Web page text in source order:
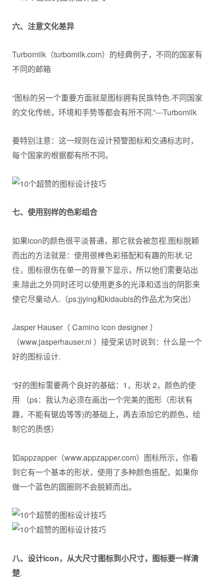
六、 注意文化差异
Turbomilk（turbomilk.com）的经典例子，不同的国家有
不同的邮箱
“图标的另一个重要方面就是图标拥有民族特色.不同国家
的文化传统，环境和手势等都会有所不同.”---Turbomilk
要特别注意：这一规则在设计预警图标和交通标志时，
每个国家的根据都有所不同。
七、 使用别样的色彩组合
如果icon的颜色很平淡普通，那它就会被忽视.图标脱颖
而出的方法就是：使用很棒色彩搭配和有趣的形状.记
住，图标很伤在单一的背景下显示，所以他们需要站出
来.除此之外同时还可以使用更多的光泽和适当的阴影来
使它尽量动人.（ps:jjying和kidaubis的作品尤为突出）
Jasper Hauser（ Camino icon designer ）
（www.jasperhauser.nl ）接受采访时说到：什么是一个
好的图标设计.
“好的图标需要两个良好的基础：1，形状 2，颜色的使
用 （ps：我认为必须在画出一个完美的图形（形状有
趣，不能有锯齿等等)的基础上，再去添加它的颜色，绘
制它的质感）
如appzapper（www.appzapper.com）图标所示，你看
到它有一个基本的形状，使用了多种颜色搭配，如果你
做一个蓝色的圆圈则不会脱颖而出。
八、 设计icon，从大尺寸图标到小尺寸，图标要一样清
楚.